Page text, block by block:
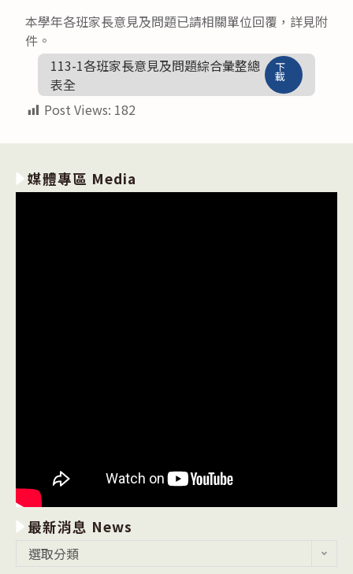
本學年各班家長意見及問題已請相關單位回覆，詳見附
件。
113-1各班家長意見及問題綜合彙整總
表全
下
載
Post Views: 182
媒體專區 Media
最新消息 News
選取分類